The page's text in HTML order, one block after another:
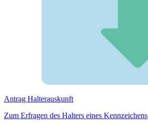
Antrag Halterauskunft
Zum Erfragen des Halters eines Kennzeichens